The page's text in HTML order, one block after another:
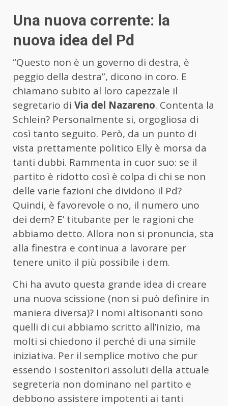
Una nuova corrente: la
nuova idea del Pd
“Questo non è un governo di destra, è
peggio della destra”, dicono in coro. E
chiamano subito al loro capezzale il
segretario di Via del Nazareno. Contenta la
Schlein? Personalmente si, orgogliosa di
così tanto seguito. Però, da un punto di
vista prettamente politico Elly è morsa da
tanti dubbi. Rammenta in cuor suo: se il
partito è ridotto così è colpa di chi se non
delle varie fazioni che dividono il Pd?
Quindi, è favorevole o no, il numero uno
dei dem? E’ titubante per le ragioni che
abbiamo detto. Allora non si pronuncia, sta
alla finestra e continua a lavorare per
tenere unito il più possibile i dem.
Chi ha avuto questa grande idea di creare
una nuova scissione (non si può definire in
maniera diversa)? I nomi altisonanti sono
quelli di cui abbiamo scritto all’inizio, ma
molti si chiedono il perché di una simile
iniziativa. Per il semplice motivo che pur
essendo i sostenitori assoluti della attuale
segreteria non dominano nel partito e
debbono assistere impotenti ai tanti